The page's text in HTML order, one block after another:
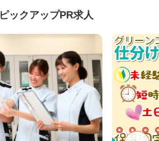
ックアップPR求人